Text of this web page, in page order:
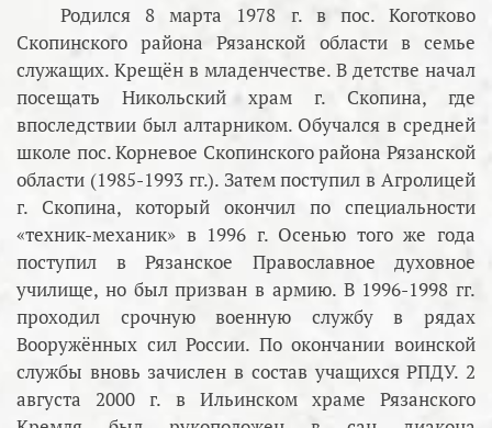
Родился 8 марта 1978 г. в пос. Коготково
Скопинского района Рязанской области в семье
служащих. Крещён в младенчестве. В детстве начал
посещать Никольский храм г. Скопина, где
впоследствии был алтарником. Обучался в средней
школе пос. Корневое Скопинского района Рязанской
области (1985-1993 гг.). Затем поступил в Агролицей
г. Скопина, который окончил по специальности
«техник-механик» в 1996 г. Осенью того же года
поступил в Рязанское Православное духовное
училище, но был призван в армию. В 1996-1998 гг.
проходил срочную военную службу в рядах
Вооружённых сил России. По окончании воинской
службы вновь зачислен в состав учащихся РПДУ. 2
августа 2000 г. в Ильинском храме Рязанского